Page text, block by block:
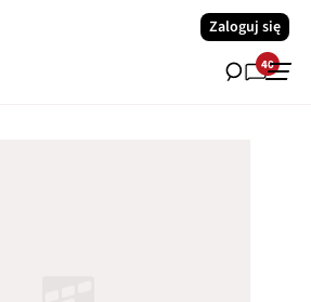
Zaloguj się
40